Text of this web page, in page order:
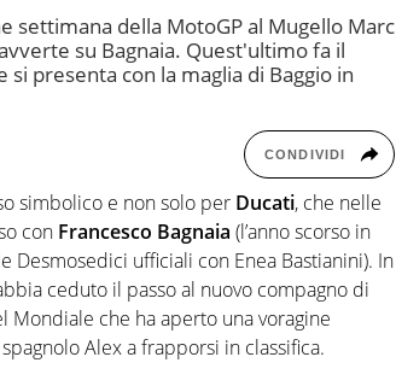
settimana della MotoGP al Mugello Marc
su Bagnaia. Quest'ultimo fa il
presenta con la maglia di Baggio in
CONDIVIDI
simbolico e non solo per Ducati, che nelle
con Francesco Bagnaia (l’anno scorso in
ufficiali con Enea Bastianini). In
ceduto il passo al nuovo compagno di
Mondiale che ha aperto una voragine
Alex a frapporsi in classifica.